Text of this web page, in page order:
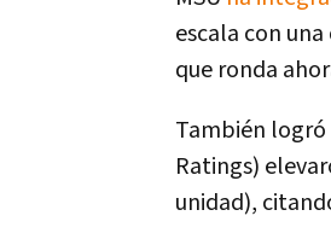
escala con
que ronda
También logró
Ratings)
unidad),